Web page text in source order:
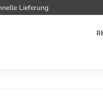
Lieferung